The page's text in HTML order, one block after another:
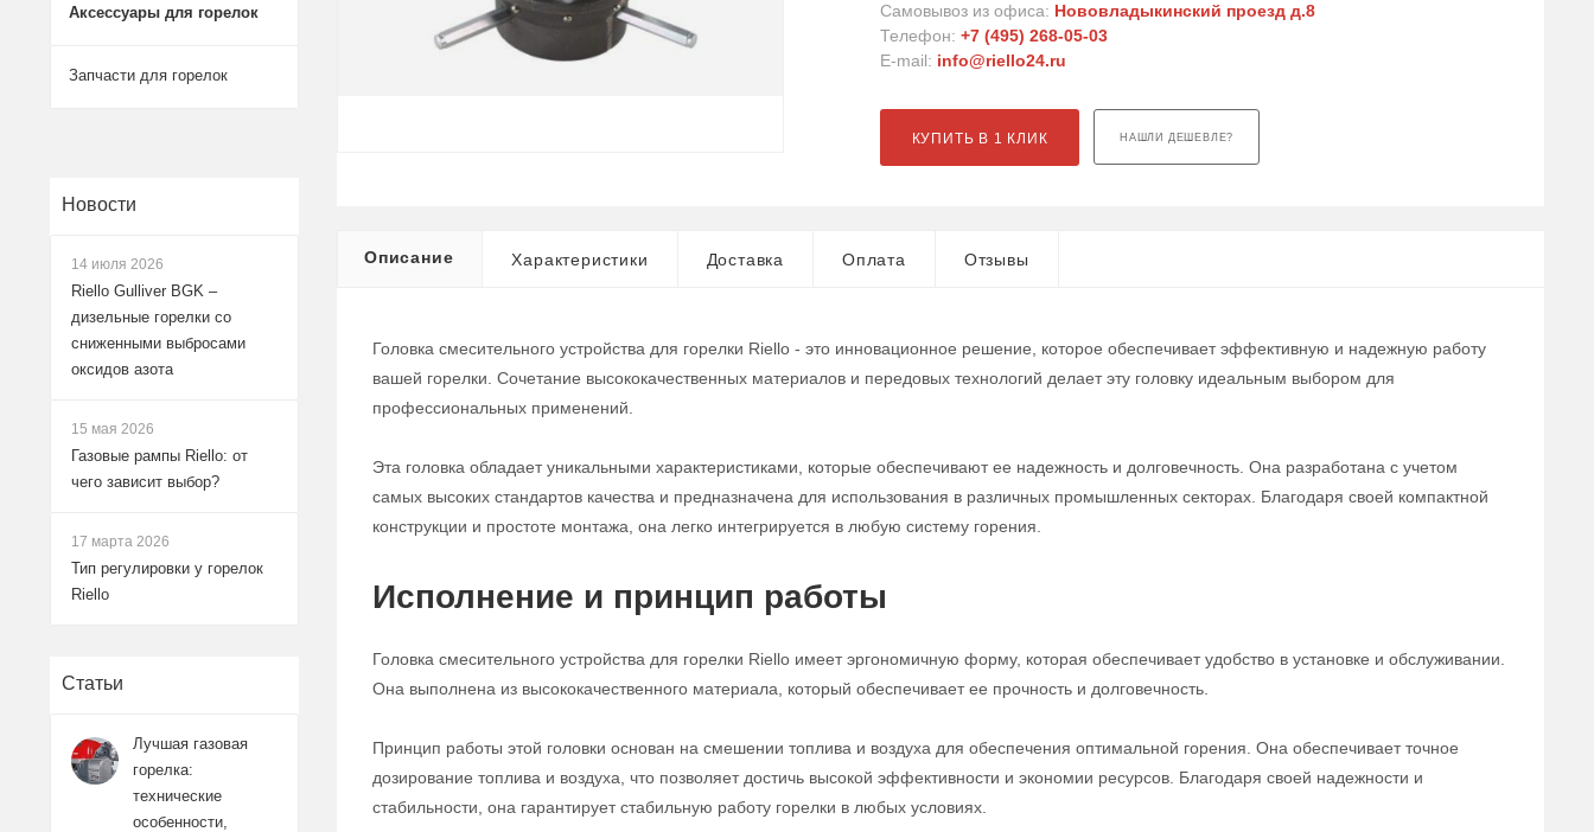
Самовывоз из офиса: Нововладыкинский проезд д.8
Телефон:+7 (495) 268-05-03
E-mail: info@riello24.ru
КУПИТЬ В 1 КЛИК НАШЛИ ДЕШЕВЛЕ?
Описание Характеристики Доставка Оплата Отзывы
Головка смесительного устройства для горелки Riello - это инновационное решение, которое обеспечивает эффективную и надежную работу
вашей горелки. Сочетание высококачественных материалов и передовых технологий делает эту головку идеальным выбором для
профессиональных применений.
Эта головка обладает уникальными характеристиками, которые обеспечивают ее надежность и долговечность. Она разработана с учетом
самых высоких стандартов качества и предназначена для использования в различных промышленных секторах. Благодаря своей компактной
конструкции и простоте монтажа, она легко интегрируется в любую систему горения.
Исполнение и принцип работы
Головка смесительного устройства для горелки Riello имеет эргономичную форму, которая обеспечивает удобство в установке и обслуживании.
Она выполнена из высококачественного материала, который обеспечивает ее прочность и долговечность.
Принцип работы этой головки основан на смешении топлива и воздуха для обеспечения оптимальной горения. Она обеспечивает точное
дозирование топлива и воздуха, что позволяет достичь высокой эффективности и экономии ресурсов. Благодаря своей надежности и
стабильности, она гарантирует стабильную работу горелки в любых условиях.
Аксессуары для горелок
Запчасти для горелок
Новости
14 июля 2026
Riello Gulliver BGK –
дизельные горелки со
сниженными выбросами
оксидов азота
15 мая 2026
Газовые рампы Riello: от
чего зависит выбор?
17 марта 2026
Тип регулировки у горелок
Riello
Статьи
Лучшая газовая
горелка:
технические
особенности,